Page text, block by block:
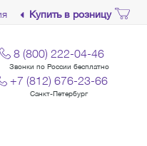
Купить в розницу
8 (800) 222-04-46
Звонки по России бесплатно
+7 (812) 676-23-66
Санкт-Петербург